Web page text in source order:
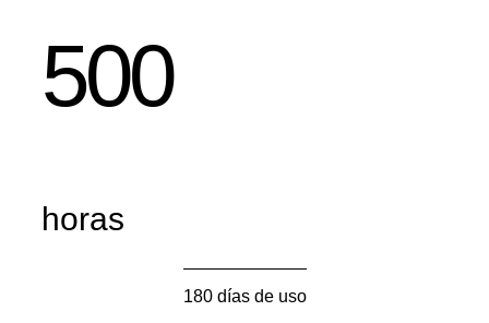
500
horas
180 días de uso